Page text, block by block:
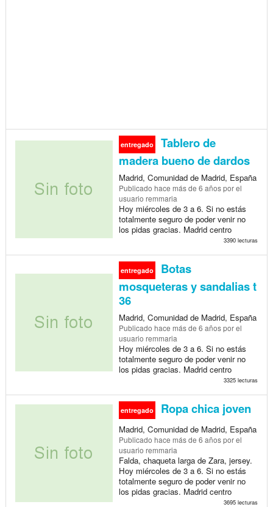
entregado
Tablero de
madera bueno de dardos
Madrid, Comunidad de Madrid, España
Publicado hace más de 6 añospor el
usuario remmaria
Hoy miércoles de 3 a 6. Si no estás
totalmente seguro de poder venir no
los pidas gracias. Madrid centro
3390 lecturas
entregado
Botas
mosqueteras y sandalias t
36
Madrid, Comunidad de Madrid, España
Publicado hace más de 6 añospor el
usuario remmaria
Hoy miércoles de 3 a 6. Si no estás
totalmente seguro de poder venir no
los pidas gracias. Madrid centro
3325 lecturas
entregado Ropa chica joven
Madrid, Comunidad de Madrid, España
Publicado hace más de 6 añospor el
usuario remmaria
Falda, chaqueta larga de Zara, jersey.
Hoy miércoles de 3 a 6. Si no estás
totalmente seguro de poder venir no
los pidas gracias. Madrid centro
3695 lecturas